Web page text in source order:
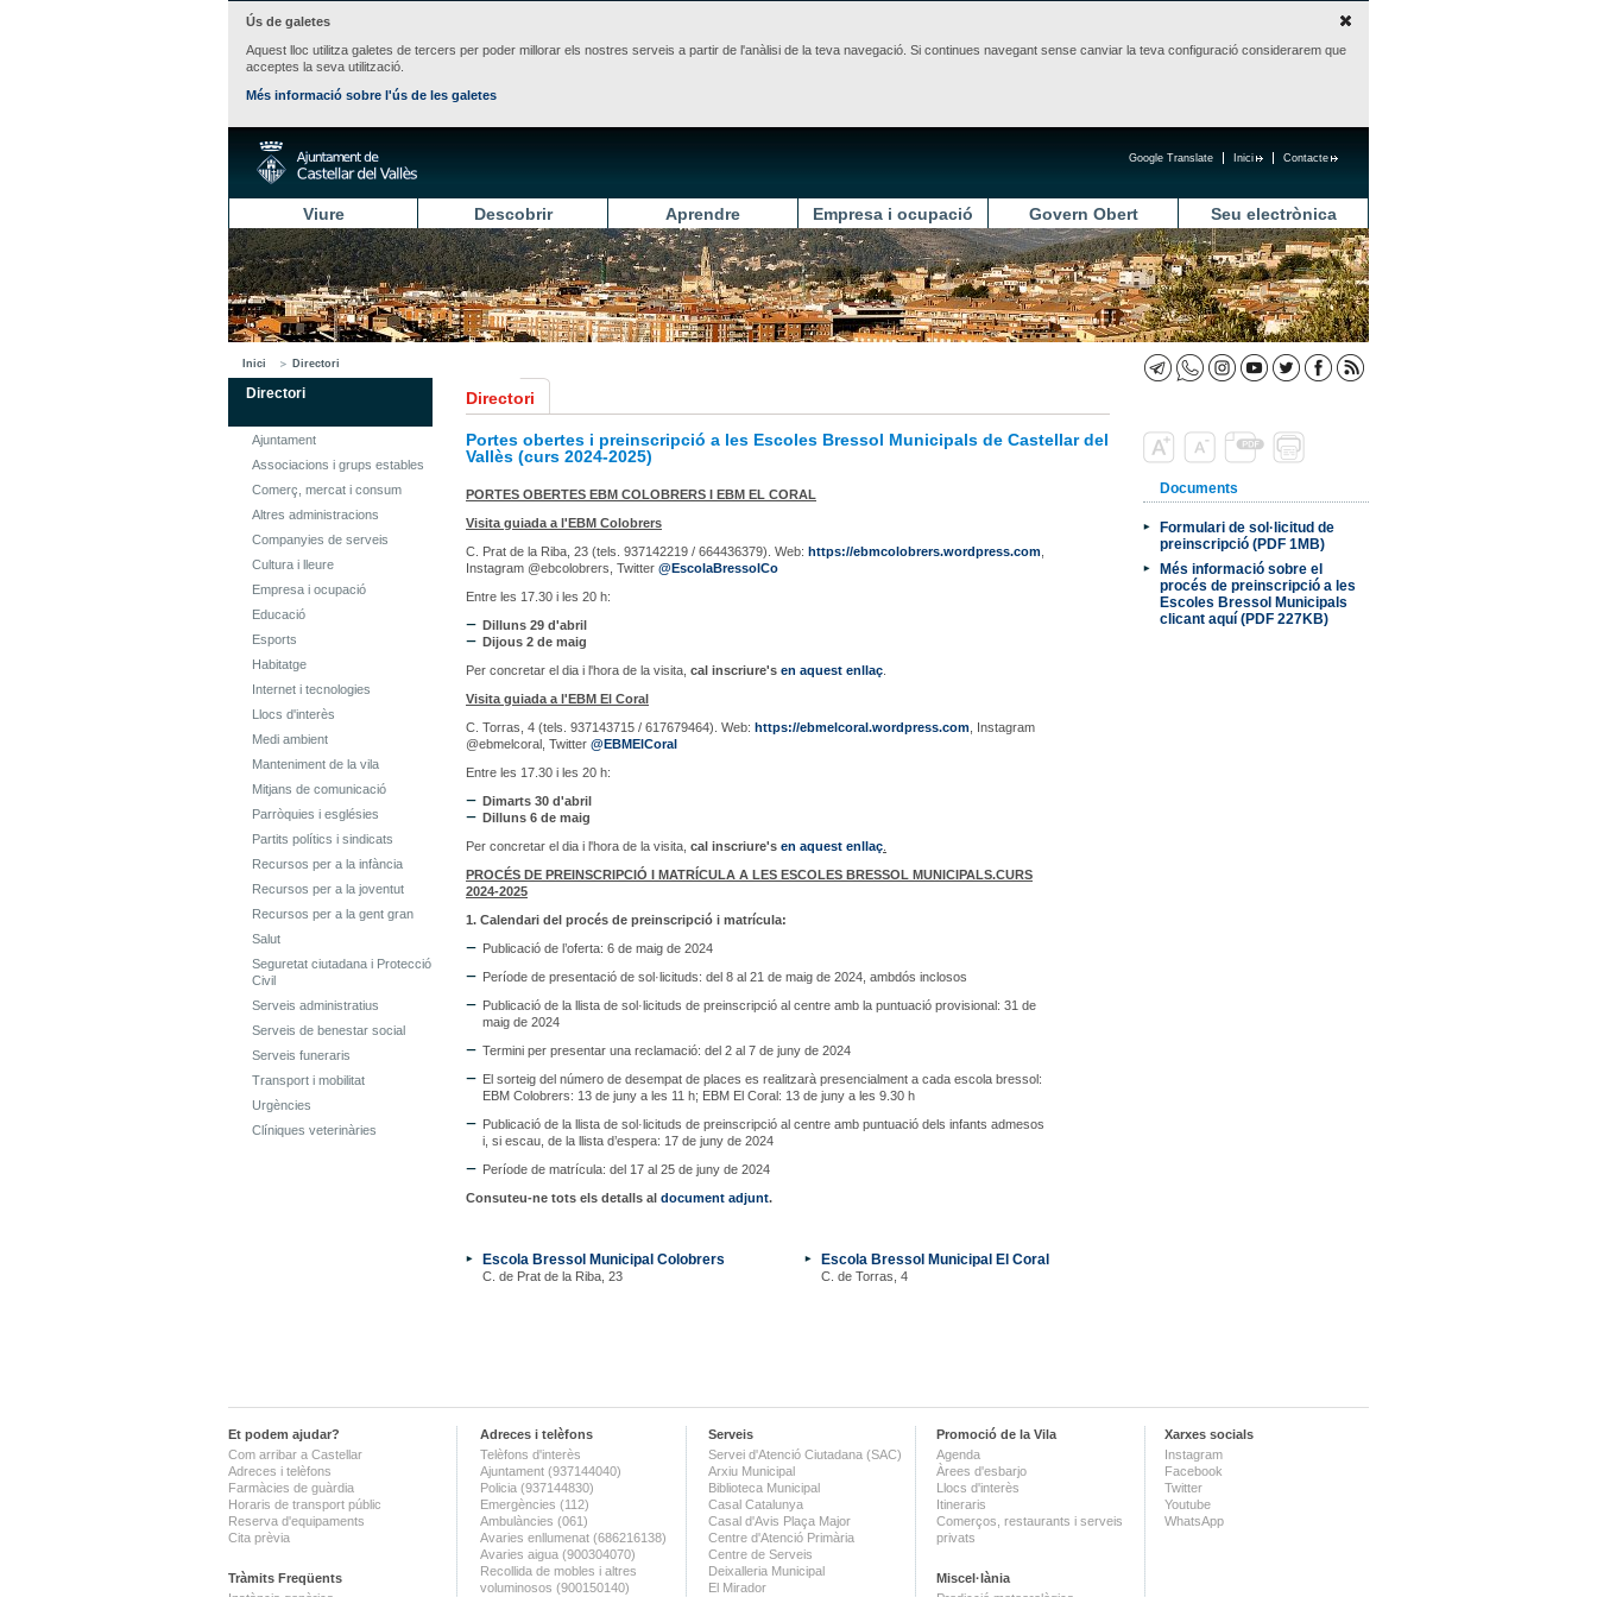
Ús de galetes
Aquest lloc utilitza galetes de tercers per poder millorar els nostres serveis a partir de l'anàlisi de la teva navegació. Si continues navegant sense canviar la teva configuració considerarem que
acceptes la seva utilització.
Més informació sobre l'ús de les galetes
Contacte
Inici
Google Translate
Viure Descobrir Aprendre Empresa i ocupació Govern Obert Seu electrònica
Inici Directori
Directori
Ajuntament
Associacions i grups estables
Comerç, mercat i consum
Altres administracions
Companyies de serveis
Cultura i lleure
Empresa i ocupació
Educació
Esports
Habitatge
Internet i tecnologies
Llocs d'interès
Medi ambient
Manteniment de la vila
Mitjans de comunicació
Parròquies i esglésies
Partits polítics i sindicats
Recursos per a la infància
Recursos per a la joventut
Recursos per a la gent gran
Salut
Seguretat ciutadana i Protecció
Civil
Serveis administratius
Serveis de benestar social
Serveis funeraris
Transport i mobilitat
Urgències
Clíniques veterinàries
Directori
Portes obertes i preinscripció a les Escoles Bressol Municipals de Castellar del
Vallès (curs 2024-2025)
PORTES OBERTES EBM COLOBRERS I EBM EL CORAL
Visita guiada a l'EBM Colobrers
C. Prat de la Riba, 23 (tels. 937142219 / 664436379). Web: https://ebmcolobrers.wordpress.com
Instagram @ebcolobrers, Twitter @EscolaBressolCo
Entre les 17.30 i les 20 h:
Dilluns 29 d'abril
Dijous 2 de maig
Per concretar el dia i l'hora de la visita, cal inscriure's en aquest enllaç
Visita guiada a l'EBM El Coral
C. Torras, 4 (tels. 937143715 / 617679464). Web: https://ebmelcoral.wordpress.com , Instagram
@ebmelcoral, Twitter @EBMElCoral
Entre les 17.30 i les 20 h:
Dimarts 30 d'abril
Dilluns 6 de maig
Per concretar el dia i l'hora de la visita, cal inscriure's en aquest enllaç
PROCÉS DE PREINSCRIPCIÓ I MATRÍCULA A LES ESCOLES BRESSOL MUNICIPALS.CURS
2024-2025
1. Calendari del procés de preinscripció i matrícula:
Publicació de l’oferta: 6 de maig de 2024
Període de presentació de sol·licituds: del 8 al 21 de maig de 2024, ambdós inclosos
Publicació de la llista de sol·licituds de preinscripció al centre amb la puntuació provisional: 31 de
maig de 2024
Termini per presentar una reclamació: del 2 al 7 de juny de 2024
El sorteig del número de desempat de places es realitzarà presencialment a cada escola bressol:
EBM Colobrers: 13 de juny a les 11 h; EBM El Coral: 13 de juny a les 9.30 h
Publicació de la llista de sol·licituds de preinscripció al centre amb puntuació dels infants admesos
i, si escau, de la llista d’espera: 17 de juny de 2024
Període de matrícula: del 17 al 25 de juny de 2024
Consuteu-ne tots els detalls al document adjunt.
Escola Bressol Municipal Colobrers
C. de Prat de la Riba, 23
Escola Bressol Municipal El Coral
C. de Torras, 4
Documents
Formulari de sol·licitud de
preinscripció (PDF 1MB)
Més informació sobre el
procés de preinscripció a les
Escoles Bressol Municipals
clicant aquí (PDF 227KB)
Et podem ajudar?
Com arribar a Castellar
Adreces i telèfons
Farmàcies de guàrdia
Horaris de transport públic
Reserva d'equipaments
Cita prèvia
Tràmits Freqüents
Adreces i telèfons
Telèfons d'interès
Ajuntament (937144040)
Policia (937144830)
Emergències (112)
Ambulàncies (061)
Avaries enllumenat (686216138)
Avaries aigua (900304070)
Recollida de mobles i altres
voluminosos (900150140)
Serveis
Servei d'Atenció Ciutadana (SAC)
Arxiu Municipal
Biblioteca Municipal
Casal Catalunya
Casal d'Avis Plaça Major
Centre d'Atenció Primària
Centre de Serveis
Deixalleria Municipal
El Mirador
Promoció de la Vila
Agenda
Àrees d'esbarjo
Llocs d'interès
Itineraris
Comerços, restaurants i serveis
privats
Miscel·lània
Xarxes socials
Instagram
Facebook
Twitter
Youtube
WhatsApp